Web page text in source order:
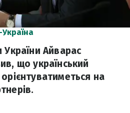
України Айварас
що український
на